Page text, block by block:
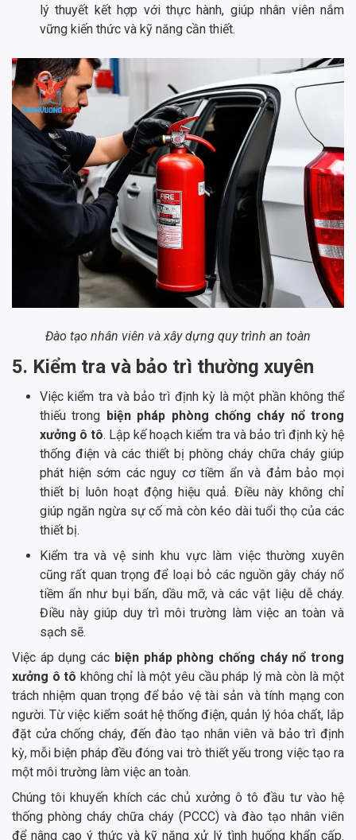
lý thuyết kết hợp với thực hành, giúp nhân viên nắm
vững kiến thức và kỹ năng cần thiết.
Đào tạo nhân viên và xây dựng quy trình an toàn
5. Kiểm tra và bảo trì thường xuyên
Việc kiểm tra và bảo trì định kỳ là một phần không thể
thiếu trong biện pháp phòng chống cháy nổ trong
xưởng ô tô. Lập kế hoạch kiểm tra và bảo trì định kỳ hệ
thống điện và các thiết bị phòng cháy chữa cháy giúp
phát hiện sớm các nguy cơ tiềm ẩn và đảm bảo mọi
thiết bị luôn hoạt động hiệu quả. Điều này không chỉ
giúp ngăn ngừa sự cố mà còn kéo dài tuổi thọ của các
thiết bị.
Kiểm tra và vệ sinh khu vực làm việc thường xuyên
cũng rất quan trọng để loại bỏ các nguồn gây cháy nổ
tiềm ẩn như bụi bẩn, dầu mỡ, và các vật liệu dễ cháy.
Điều này giúp duy trì môi trường làm việc an toàn và
sạch sẽ.
Việc áp dụng các biện pháp phòng chống cháy nổ trong
xưởng ô tô không chỉ là một yêu cầu pháp lý mà còn là một
trách nhiệm quan trọng để bảo vệ tài sản và tính mạng con
người. Từ việc kiểm soát hệ thống điện, quản lý hóa chất, lắp
đặt cửa chống cháy, đến đào tạo nhân viên và bảo trì định
kỳ, mỗi biện pháp đều đóng vai trò thiết yếu trong việc tạo ra
một môi trường làm việc an toàn.
Chúng tôi khuyến khích các chủ xưởng ô tô đầu tư vào hệ
thống phòng cháy chữa cháy (PCCC) và đào tạo nhân viên
để nâng cao ý thức và kỹ năng xử lý tình huống khẩn cấp.